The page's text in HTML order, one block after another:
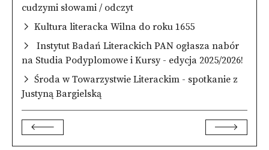
cudzymi słowami / odczyt
Kultura literacka Wilna do roku 1655
Instytut Badań Literackich PAN ogłasza nabór
na Studia Podyplomowe i Kursy - edycja 2025/2026!
Środa w Towarzystwie Literackim - spotkanie z
Justyną Bargielską